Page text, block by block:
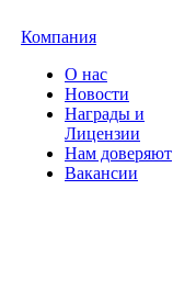
Компания
О нас
Новости
Награды и
Лицензии
Нам доверяют
Вакансии